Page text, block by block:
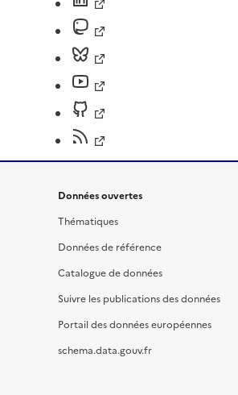
Données ouvertes
Thématiques
Données de référence
Catalogue de données
Suivre les publications des données
Portail des données européennes
schema.data.gouv.fr